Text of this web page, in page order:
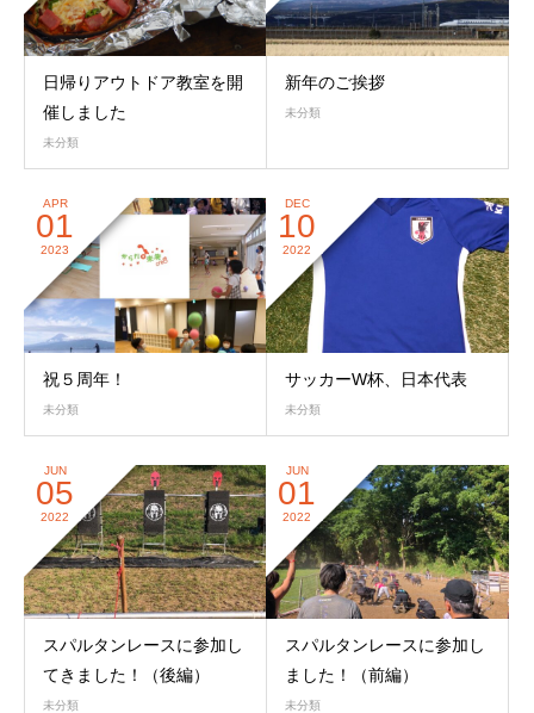
日帰りアウトドア教室を開
催しました
未分類
新年のご挨拶
未分類
APR
01
2023
祝５周年！
未分類
DEC
10
2022
サッカーW杯、日本代表
未分類
JUN
05
2022
スパルタンレースに参加し
てきました！（後編）
未分類
JUN
01
2022
スパルタンレースに参加し
ました！（前編）
未分類